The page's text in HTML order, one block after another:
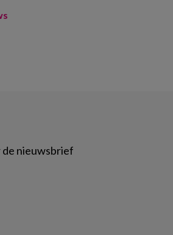
de nieuwsbrief